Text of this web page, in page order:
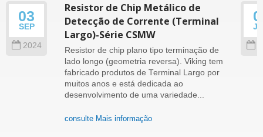
03
SEP
2024
Resistor de Chip Metálico de
Detecção de Corrente (Terminal
Largo)-Série CSMW
Resistor de chip plano tipo terminação de
lado longo (geometria reversa). Viking tem
fabricado produtos de Terminal Largo por
muitos anos e está dedicada ao
desenvolvimento de uma variedade...
consulte Mais informação